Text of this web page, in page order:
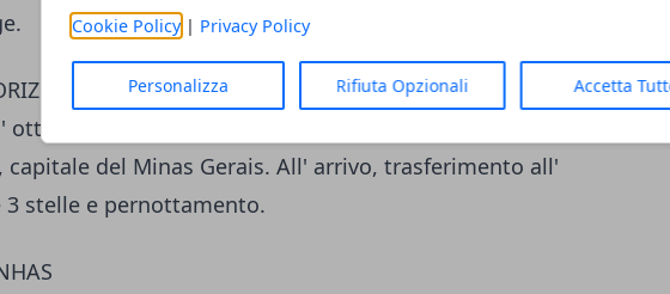
Cookie Policy| Privacy Policy
Personalizza Rifiuta Opzionali Accetta
giorno di viaggio, trasferimento all' aeroporto
, capitale del Minas Gerais. All' arrivo, trasferimento all'
3 stelle e pernottamento.